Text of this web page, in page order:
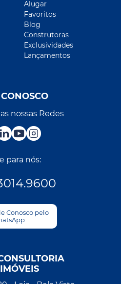
Alugar
Favoritos
Blog
Construtoras
Exclusividades
Lançamentos
nossas Redes
para nós:
Conosco pelo